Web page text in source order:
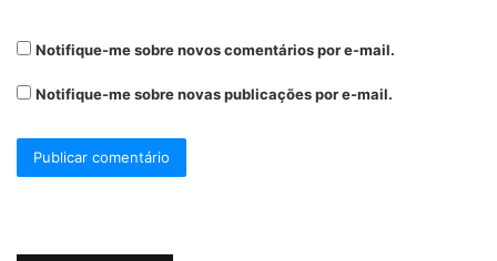
Notifique-me sobre novos comentários por e-mail.
Notifique-me sobre novas publicações por e-mail.